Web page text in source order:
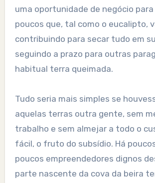
uma oportunidade de negócio
poucos que, tal como o eucalipto,
contribuindo para secar tudo em
seguindo a prazo para outras
habitual terra queimada.
Tudo seria mais simples se
aquelas terras outra gente, sem
trabalho e sem almejar a todo o
fácil, o fruto do subsídio. Há
poucos empreendedores dignos
parte nascente da cova da beira